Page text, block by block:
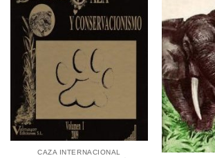
CAZA INTERNACIONAL